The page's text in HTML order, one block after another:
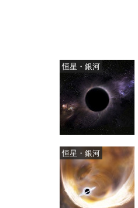
恒星・銀河
恒星・銀河